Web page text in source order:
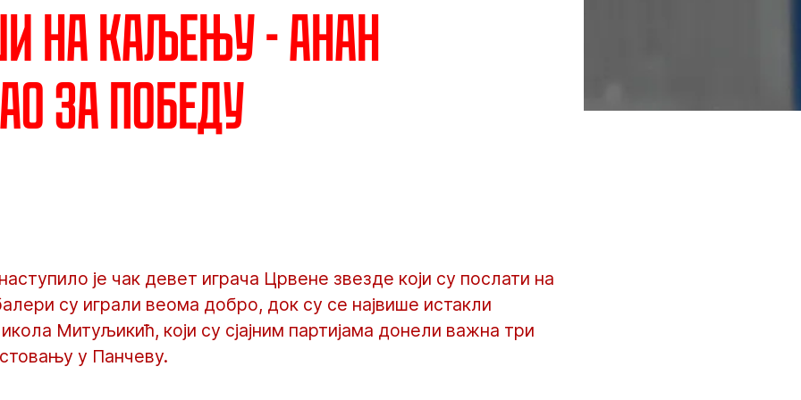
на каљењу - Анан
за победу
је чак девет играча Црвене звезде који су послати на
су играли веома добро, док су се највише истакли
Митуљикић, који су сјајним партијама донели важна три
у Панчеву.